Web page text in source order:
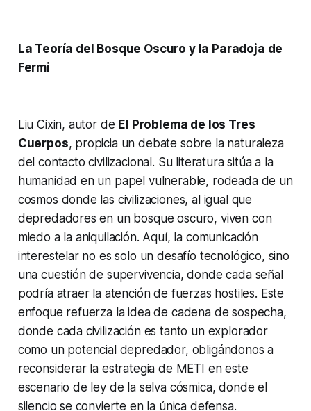
La Teoría del Bosque Oscuro y la Paradoja de
Fermi
Liu Cixin, autor de El Problema de los Tres
Cuerpos, propicia un debate sobre la naturaleza
del contacto civilizacional. Su literatura sitúa a la
humanidad en un papel vulnerable, rodeada de un
cosmos donde las civilizaciones, al igual que
depredadores en un bosque oscuro, viven con
miedo a la aniquilación. Aquí, la comunicación
interestelar no es solo un desafío tecnológico, sino
una cuestión de supervivencia, donde cada señal
podría atraer la atención de fuerzas hostiles. Este
enfoque refuerza la idea de cadena de sospecha,
donde cada civilización es tanto un explorador
como un potencial depredador, obligándonos a
reconsiderar la estrategia de METI en este
escenario de ley de la selva cósmica, donde el
silencio se convierte en la única defensa.